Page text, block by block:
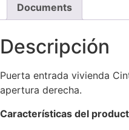
Documents
Descripción
Puerta entrada vivienda
apertura derecha.
Características del